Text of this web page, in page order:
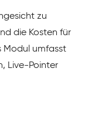
zu
die Kosten für
Modul umfasst
Live-Pointer